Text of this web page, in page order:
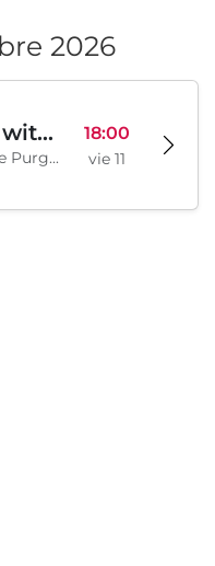
2026
Moodymann with special guests
Chistilishcheto / The Purgatory, Sofía, BG
18:00
vie 11